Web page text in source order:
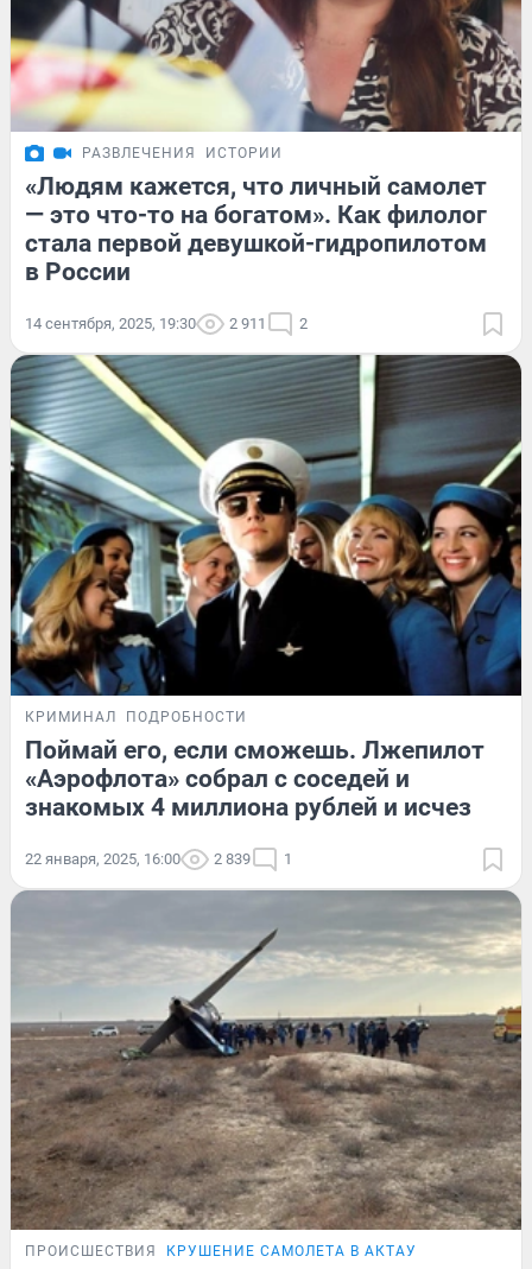
РАЗВЛЕЧЕНИЯ ИСТОРИИ
«Людям кажется, что личный самолет
— это что-то на богатом». Как филолог
стала первой девушкой-гидропилотом
в России
14 сентября, 2025, 19:30 2 911 2
КРИМИНАЛ ПОДРОБНОСТИ
Поймай его, если сможешь. Лжепилот
«Аэрофлота» собрал с соседей и
знакомых 4 миллиона рублей и исчез
22 января, 2025, 16:00 2 839 1
ПРОИСШЕСТВИЯ КРУШЕНИЕ САМОЛЕТА В АКТАУ